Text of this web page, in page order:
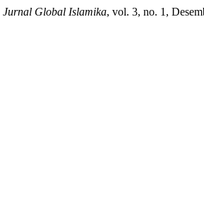
Jurnal Global Islamika, vol. 3, no. 1,